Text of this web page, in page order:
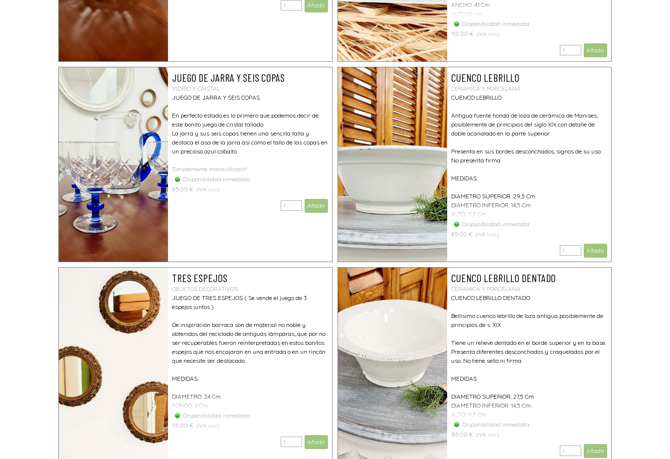
Añadir
ANCHO: 4,1 Cm
ALTO 10 cm
Disponibilidad inmediata
110.00 € (IVA incl.)
Añadir
JUEGO DE JARRA Y SEIS COPAS
VIDRIO Y CRISTAL
JUEGO DE JARRA Y SEIS COPAS
En perfecto estado es lo primero que podemos decir de
este bonito juego de cristal tallado.
La jarra y sus seis copas tienen una sencilla talla y
destaca el asa de la jarra así como el tallo de las copas en
un precioso azul cobalto.
Simplemente maravillosas!!
Disponibilidad inmediata
85.00 € (IVA incl.)
Añadir
CUENCO LEBRILLO
CERAMICA Y PORCELANA
CUENCO LEBRILLO
Antigua fuente honda de loza de cerámica de Manises,
posiblemente de principios del siglo XIX con detalle de
doble acanalado en la parte superior.
Presenta en sus bordes desconchados, signos de su uso.
No presenta firma.
MEDIDAS:
DIAMETRO SUPERIOR: 29,5 Cm
DIAMETRO INFERIOR: 14,5 Cm
ALTO: 11,5 Cm
Disponibilidad inmediata
85.00 € (IVA incl.)
Añadir
TRES ESPEJOS
OBJETOS DECORATIVOS
JUEGO DE TRES ESPEJOS ( Se vende el juego de 3
espejos juntos )
De inspiración barroca son de material no noble y
obtenidos del reciclado de antiguas lámparas, que por no
ser recuperables fueron reinterpretadas en estos bonitos
espejos que nos encajaran en una entrada o en un rincón
que necesite ser destacado.
MEDIDAS:
DIAMETRO: 24 Cm.
FONDO: 4 Cm
Disponibilidad inmediata
55.00 € (IVA incl.)
Añadir
CUENCO LEBRILLO DENTADO
CERAMICA Y PORCELANA
CUENCO LEBRILLO DENTADO
Bellísimo cuenco lebrillo de loza antigua posiblemente de
principios de s. XIX .
Tiene un relieve dentado en el borde superior y en la base.
Presenta diferentes desconchados y craquelados por el
uso. No tiene sello ni firma.
MEDIDAS:
DIAMETRO SUPERIOR: 27,5 Cm
DIAMETRO INFERIOR: 14,5 Cm
ALTO: 11,5 Cm
Disponibilidad inmediata
95.00 € (IVA incl.)
Añadir